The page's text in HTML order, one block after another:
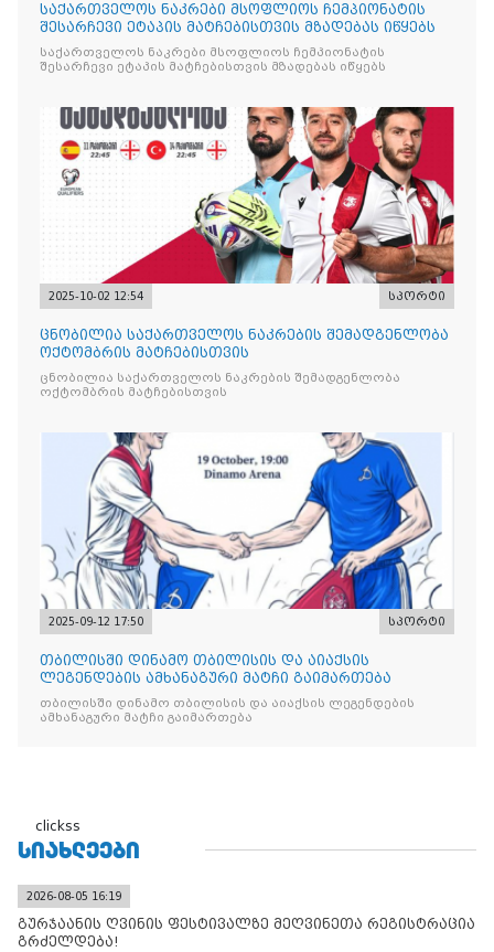
საქართველოს ნაკრები მსოფლიოს ჩემპიონატის
შესარჩევი ეტაპის მატჩებისთვის მზადებას იწყებს
საქართველოს ნაკრები მსოფლიოს ჩემპიონატის
შესარჩევი ეტაპის მატჩებისთვის მზადებას იწყებს
2025-10-02 12:54 სპორტი
ცნობილია საქართველოს ნაკრების შემადგენლობა
ოქტომბრის მატჩებისთვის
ცნობილია საქართველოს ნაკრების შემადგენლობა
ოქტომბრის მატჩებისთვის
2025-09-12 17:50 სპორტი
თბილისში დინამო თბილისის და აიაქსის
ლეგენდების ამხანაგური მატჩი გაიმართება
თბილისში დინამო თბილისის და აიაქსის ლეგენდების
ამხანაგური მატჩი გაიმართება
clickss
ᲡᲘᲐᲮᲚᲔᲔᲑᲘ
2026-08-05 16:19
გურჯაანის ღვინის ფესტივალზე მეღვინეთა რეგისტრაცია
გრძელდება!